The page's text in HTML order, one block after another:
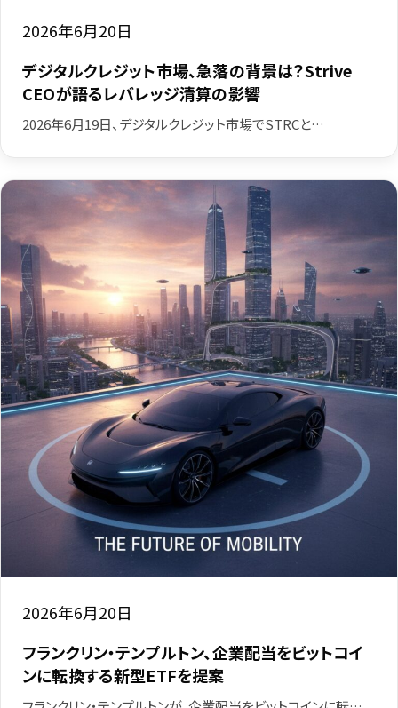
2026年6月20日
デジタルクレジット市場、急落の背景は？Strive
CEOが語るレバレッジ清算の影響
2026年6月19日、デジタルクレジット市場でSTRCと…
2026年6月20日
フランクリン・テンプルトン、企業配当をビットコイ
ンに転換する新型ETFを提案